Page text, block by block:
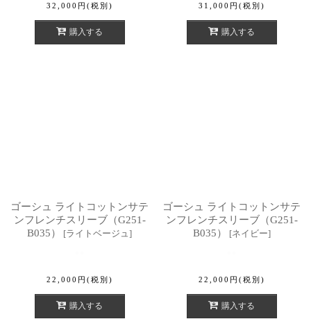
32,000 円 (税別)
購入する
31,000 円 (税別)
購入する
ゴーシュ ライトコットンサテ
ンフレンチスリーブ（G251-
B035）
[ライトベージュ ]
22,000 円 (税別)
購入する
ゴーシュ ライトコットンサテ
ンフレンチスリーブ（G251-
B035）
[ネイビー]
22,000 円 (税別)
購入する